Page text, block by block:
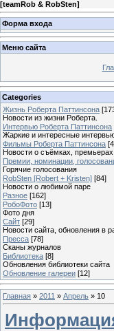
[teamRob & RobSten]
Форма входа
Меню сайта
Categories
Жизнь Роберта Паттинсона
Новости из жизни Роберта.
Интервью Роберта Паттинсона
Жаркие и интересные
Фильмы Роберта Паттинсона
Новости о съёмках,
Премии, номинации,
Горячие голосования
RobSten [Robert + Kristen] [84]
Новости о любимой паре
Разное [162]
РобоФото [13]
Фото дня
Сайт [29]
Новости сайта, обновления в
Пресса [78]
Сканы журналов
Библиотека [8]
Обновления библиотеки сайта
Обновление галереи [12]
Главная » 2011 » Апрель » 10